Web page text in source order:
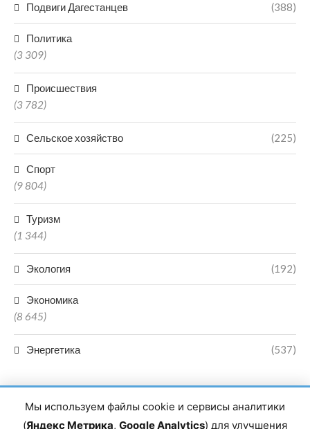
Подвиги Дагестанцев (388)
Политика
(3 309)
Происшествия
(3 782)
Сельское хозяйство (225)
Спорт
(9 804)
Туризм
(1 344)
Экология (192)
Экономика
(8 645)
Энергетика (537)
Мы используем файлы cookie и сервисы аналитики
(Яндекс Метрика, Google Analytics) для улучшения